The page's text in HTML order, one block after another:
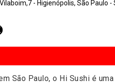
- Higienópolis, São Paulo -
São Paulo, o Hi Sushi é